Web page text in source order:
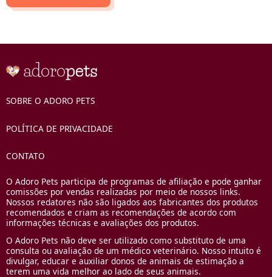
SOBRE O ADORO PETS
POLÍTICA DE PRIVACIDADE
CONTATO
O Adoro Pets participa de programas de afiliação e pode ganhar
comissões por vendas realizadas por meio de nossos links.
Nossos redatores não são ligados aos fabricantes dos produtos
recomendados e criam as recomendações de acordo com
informações técnicas e avaliações dos produtos.
O Adoro Pets não deve ser utilizado como substituto de uma
consulta ou avaliação de um médico veterinário. Nosso intuito é
divulgar, educar e auxiliar donos de animais de estimação a
terem uma vida melhor ao lado de seus animais.